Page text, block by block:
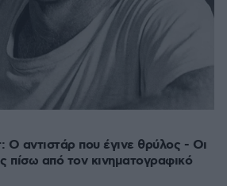
Ο αντιστάρ που έγινε θρύλος - Οι
πίσω από τον κινηματογραφικό